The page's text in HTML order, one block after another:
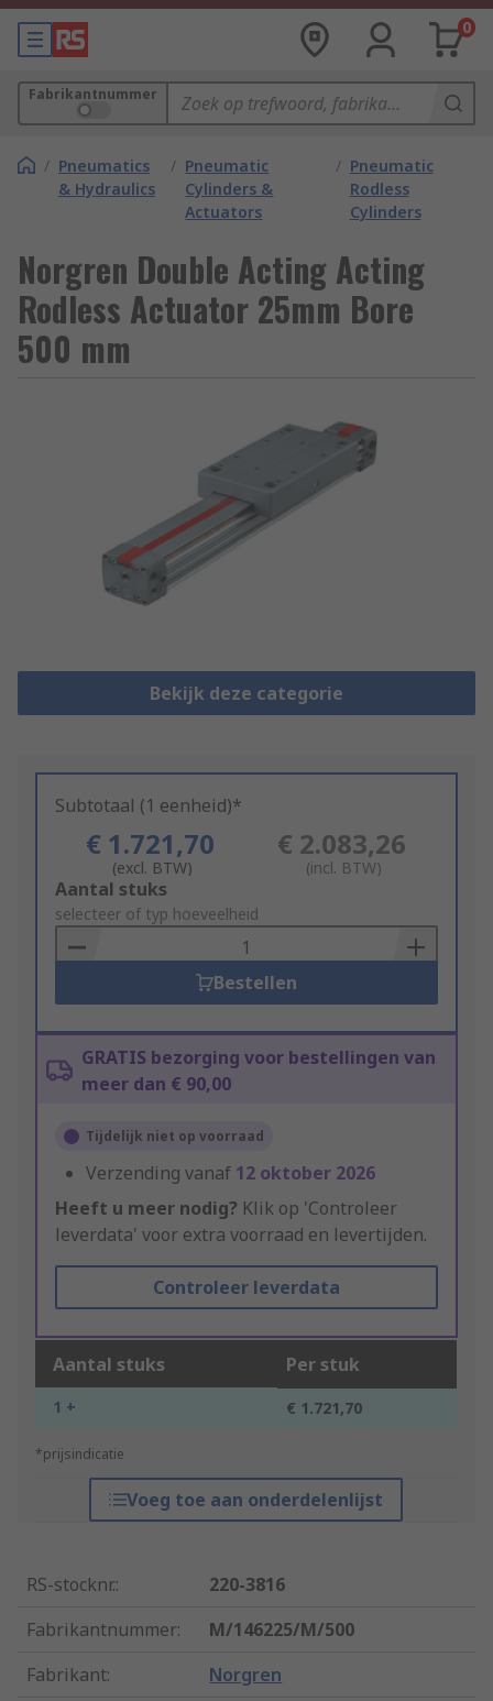
0
Fabrikantnummer
/ Pneumatics
& Hydraulics
/ Pneumatic
Cylinders &
Actuators
/ Pneumatic
Rodless
Cylinders
Norgren Double Acting Acting
Rodless Actuator 25mm Bore
500 mm
Bekijk deze categorie
Subtotaal (1 eenheid)*
€ 1.721,70
(excl. BTW)
€ 2.083,26
(incl. BTW)
Add
to
Basket
Aantal stuks
selecteer of typ hoeveelheid
Bestellen
GRATIS bezorging voor bestellingen van
meer dan € 90,00
Tijdelijk niet op voorraad
Verzending vanaf 12 oktober 2026
Heeft u meer nodig? Klik op 'Controleer
leverdata' voor extra voorraad en levertijden.
Controleer leverdata
Aantal stuks Per stuk
1 + € 1.721,70
*prijsindicatie
Voeg toe aan onderdelenlijst
RS-stocknr.:
220-3816
Fabrikantnummer:
M/146225/M/500
Fabrikant: Norgren